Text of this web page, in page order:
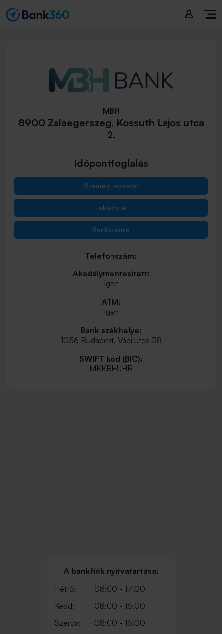
MBH
8900 Zalaegerszeg, Kossuth Lajos utca
2.
Időpontfoglalás
Személyi kölcsön
Lakáshitel
Bankszámla
Telefonszám:
Akadálymentesített:
Igen
ATM:
Igen
Bank székhelye:
1056 Budapest, Váci utca 38
SWIFT kód (BIC):
MKKBHUHB
A bankfiók nyitvatartása:
Hétfő:
08:00 - 17:00
Kedd:
08:00 - 16:00
Szerda:
08:00 - 16:00